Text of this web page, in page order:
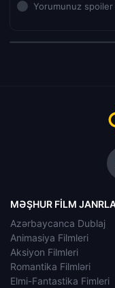
Yorumunuz
MƏŞHUR FILM
Azərbaycanca Dublaj
Animasiya Filmleri
Aksiyon Filmleri
Romantika Filmləri
Elmi-Fantastika Fimleri